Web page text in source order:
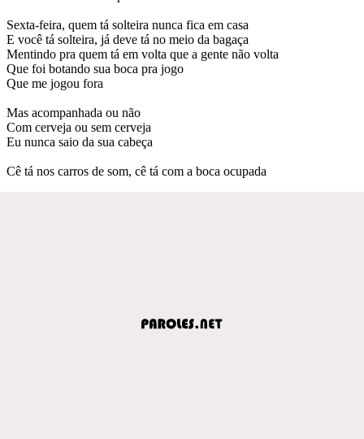
Sexta-feira, quem tá solteira nunca fica em casa
E você tá solteira, já deve tá no meio da bagaça
Mentindo pra quem tá em volta que a gente não volta
Que foi botando sua boca pra jogo
Que me jogou fora
Mas acompanhada ou não
Com cerveja ou sem cerveja
Eu nunca saio da sua cabeça
Cê tá nos carros de som, cê tá com a boca ocupada